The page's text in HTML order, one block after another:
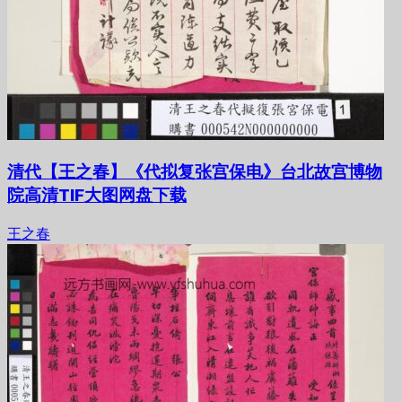
清代【王之春】《代拟复张宫保电》台北故宫博物
院高清TIF大图网盘下载
王之春